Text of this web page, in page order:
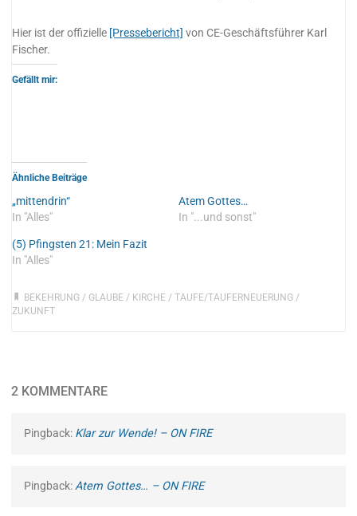
Hier ist der offizielle [Pressebericht] von CE-Geschäftsführer Karl
Fischer.
Gefällt mir:
Ähnliche Beiträge
„mittendrin“
In "Alles"
Atem Gottes…
In "...und sonst"
(5) Pfingsten 21: Mein Fazit
In "Alles"
BEKEHRUNG / GLAUBE/ KIRCHE/ TAUFE/TAUFERNEUERUNG /
ZUKUNFT
2 KOMMENTARE
Pingback: Klar zur Wende! – ON FIRE
Pingback:Atem Gottes… – ON FIRE